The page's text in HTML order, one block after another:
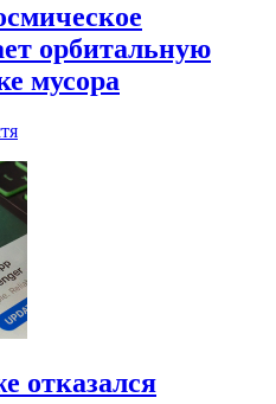
орбитальную
мусора
отказался